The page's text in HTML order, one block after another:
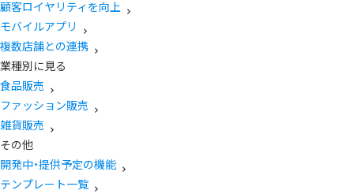
顧客ロイヤリティを向上
モバイルアプリ
複数店舗との連携
業種別に見る
食品販売
ファッション販売
雑貨販売
その他
開発中・提供予定の機能
テンプレート一覧